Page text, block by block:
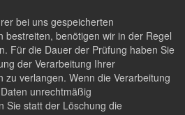
bei uns gespeicherten
bestreiten, benötigen wir in der Regel
Für die Dauer der Prüfung haben Sie
der Verarbeitung Ihrer
zu verlangen. Wenn die Verarbeitung
unrechtmäßig
Sie statt der Löschung die